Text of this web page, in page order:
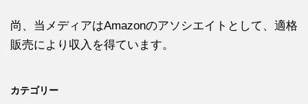
尚、当メディアはAmazonのアソシエイトとして、適格
販売により収入を得ています。
カテゴリー